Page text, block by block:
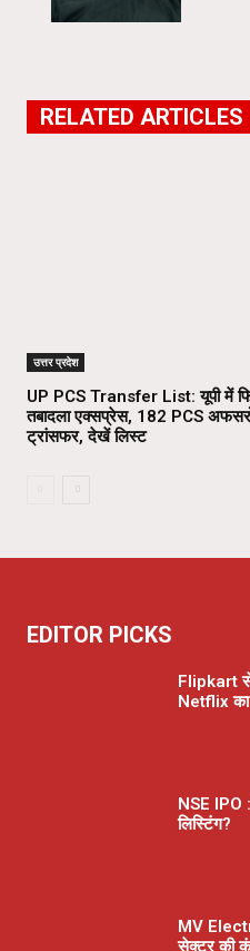
RELATED ARTICLES
उत्तर प्रदेश
UP PCS Transfer List: यूपी में
तबादला एक्सप्रेस, 182 PCS
ट्रांसफर, देखें लिस्ट
EDITOR PICKS
Flipkart से
Netflix का
NSE IPO
लिस्टिंग?
MV
सेक्टर की